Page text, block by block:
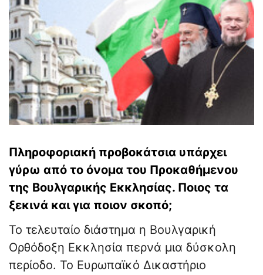
Πληροφοριακή προβοκάτσια υπάρχει
γύρω από το όνομα του Προκαθήμενου
της Βουλγαρικής Εκκλησίας. Ποιος τα
ξεκινά και για ποιον σκοπό;
Το τελευταίο διάστημα η Βουλγαρική
Ορθόδοξη Εκκλησία περνά μια δύσκολη
περίοδο. Το Ευρωπαϊκό Δικαστήριο